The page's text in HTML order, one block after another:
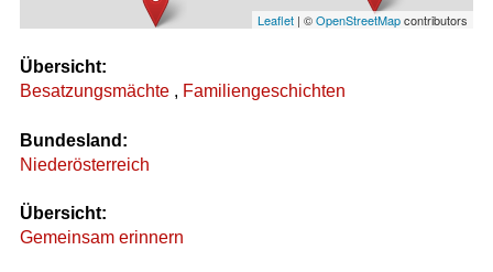
Leaflet | ©OpenStreetMapcontributors
Übersicht:
Besatzungsmächte , Familiengeschichten
Bundesland:
Niederösterreich
Übersicht:
Gemeinsam erinnern